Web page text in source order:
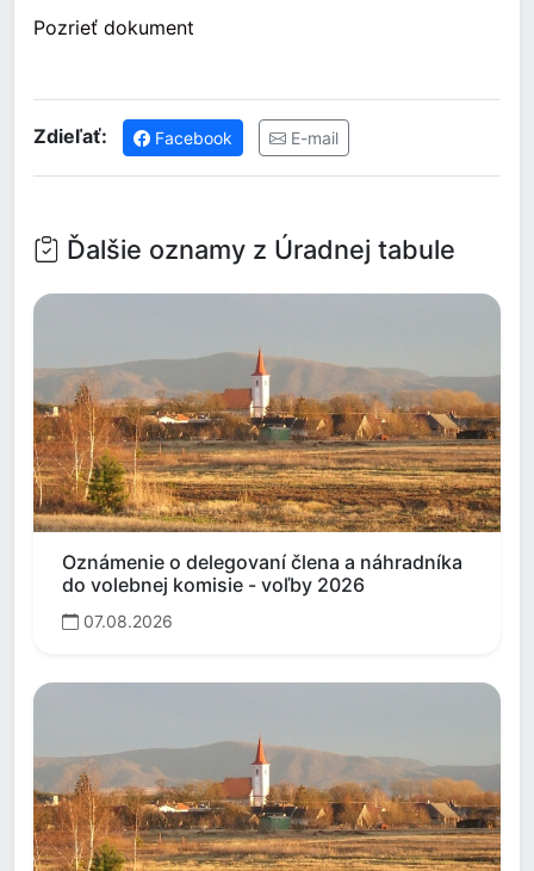
Pozrieť dokument
Zdieľať: Facebook E-mail
Ďalšie oznamy z Úradnej tabule
Oznámenie o delegovaní člena a náhradníka
do volebnej komisie - voľby 2026
07.08.2026